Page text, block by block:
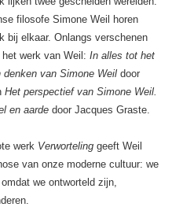
filosofe Simone Weil horen
bij elkaar. Onlangs verschenen
werk van Weil: In alles tot het
van Simone Weil door
Het perspectief van Simone Weil.
en aardedoor Jacques Graste.
werk Verwortelinggeeft Weil
van onze moderne cultuur: we
we ontworteld zijn,